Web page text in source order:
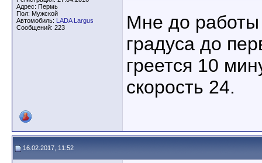
Адрес: Пермь
Пол: Мужской
Автомобиль: LADA Largus
Сообщений: 223
Мне до
градуса до
греется 10
скорость 24.
16.02.2017, 11:52